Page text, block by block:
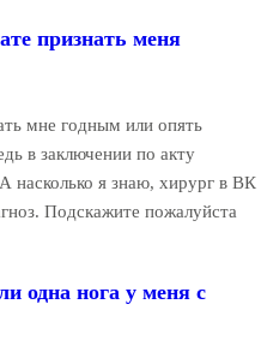
признать меня
мне годным или опять
в заключении по акту
насколько я знаю, хирург в ВК
Подскажите пожалуйста
одна нога у меня с